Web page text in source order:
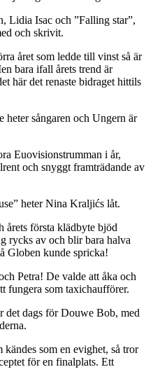
Lidia Isac och ”Falling star”,
och skrivit.
året som ledde till vinst så är
bara ifall årets trend är
här det renaste bidraget hittils
heter sångaren och Ungern är
Euovisionstrumman i år,
och snyggt framträdande av
heter Nina Kraljićs låt.
årets första klädbyte bjöd
rycks av och blir bara halva
Globen kunde spricka!
Petra! De valde att åka och
fungera som taxichaufförer.
det dags för Douwe Bob, med
som en evighet, så tror
för en finalplats. Ett